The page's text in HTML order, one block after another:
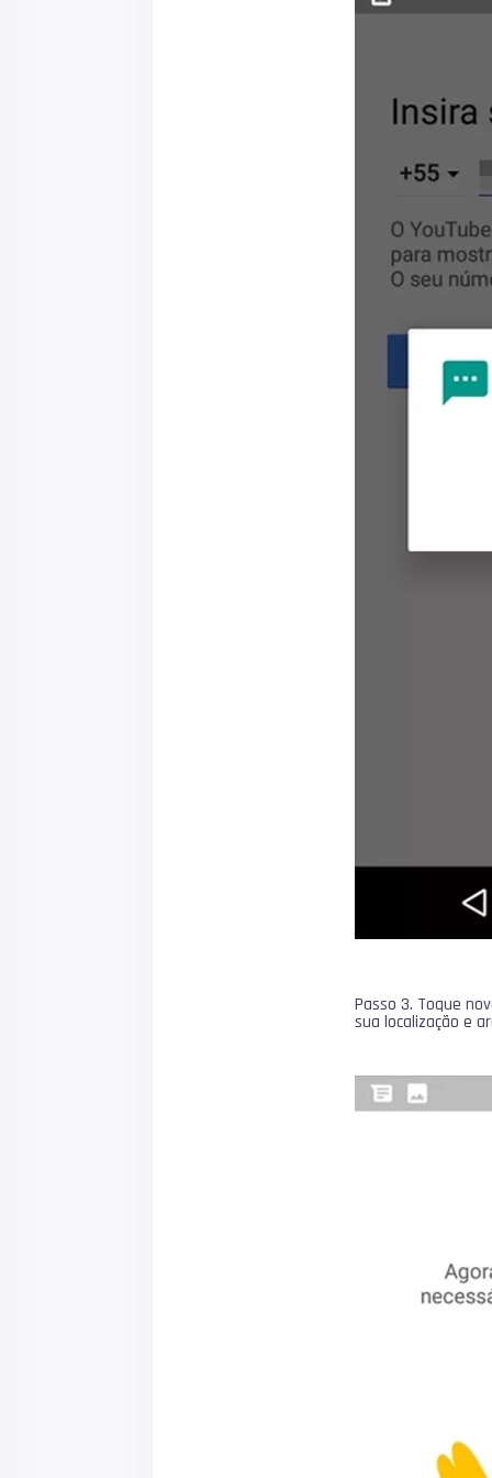
Passo 3. Toque
sua localização e